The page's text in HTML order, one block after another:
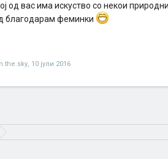
од вас има искуство со некои
благодарам феминки
, 10 јули 2016